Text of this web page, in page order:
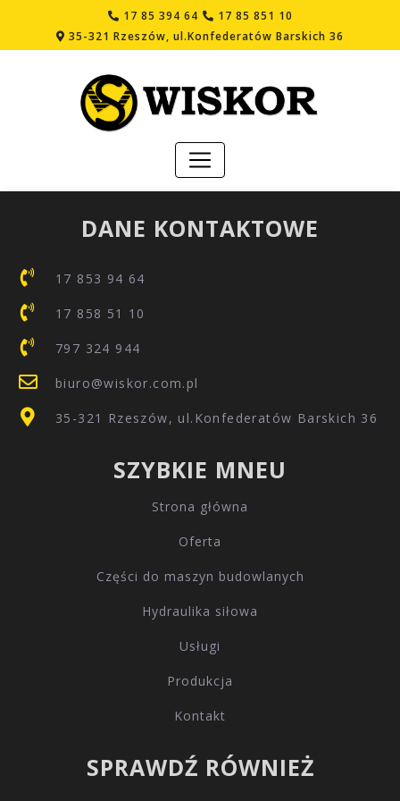
17 85 394 64
17 85 851 10
35-321 Rzeszów, ul.Konfederatów Barskich 36
DANE KONTAKTOWE
17 853 94 64
17 858 51 10
797 324 944
biuro@wiskor.com.pl
35-321 Rzeszów, ul.Konfederatów Barskich 36
SZYBKIE MNEU
Strona główna
Oferta
Części do maszyn budowlanych
Hydraulika siłowa
Usługi
Produkcja
Kontakt
SPRAWDŹ RÓWNIEŻ